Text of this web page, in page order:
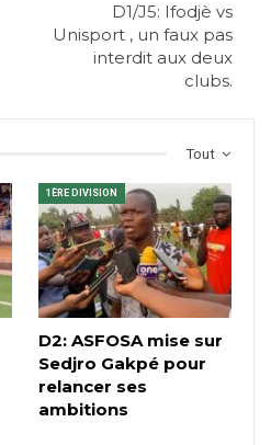
D1/J5: Ifodjè vs
Unisport , un faux pas
interdit aux deux
clubs.
Tout
1ÈRE DIVISION
D2: ASFOSA mise sur
Sedjro Gakpé pour
relancer ses
ambitions